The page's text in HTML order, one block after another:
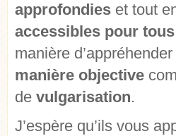
approfondies et tout
accessibles pour tous
manière
manière objective
de vulgarisation.
J’espère qu’ils vous